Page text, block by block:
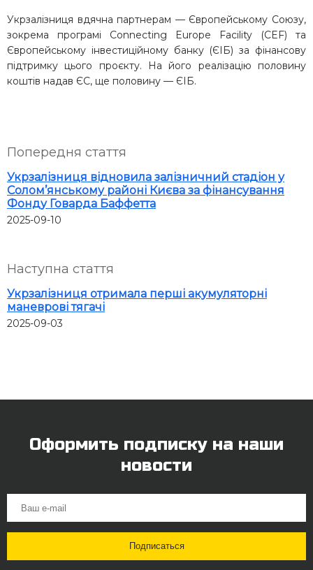
Укрзалізниця вдячна партнерам — Європейському Союзу,
зокрема програмі Connecting Europe Facility (CEF) та
Європейському інвестиційному банку(ЄІБ) за фінансову
підтримку цього проєкту. На його реалізацію половину
коштів надав ЄС, ще половину — ЄІБ.
Попередня стаття
Укрзалізниця відновила залізничний стадіон у
Солом’янському районі Києва за фінансування
Фонду Говарда Баффетта
2025-09-10
Наступна стаття
Укрзалізниця отримала перші акумуляторні
маневрові тягачі
2025-09-03
Оформить подписку на наши
новости